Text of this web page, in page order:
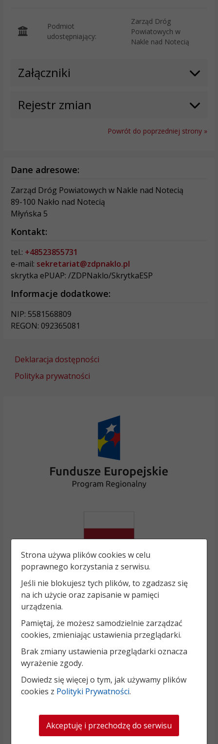
Podmiot
udostępniający:
Zarząd Dróg
Powiatowych w
Nakle nad Notecią
Załączniki
Rejestr zmian
Powrót do poprzedniej strony »
Dane adresowe:
Zarząd Dróg Powiatowych w Nakle nad Notecią
89-100 Nakło nad Notecią
Młyńska 5
Kontakt:
tel.: +48523855731
e-mail: sekretariat@zdpnaklo.pl
skrytka ePUAP: /ZDPNaklo/SkrytkaESP
Informacje dodatkowe:
NIP: 5581568809
REGON: 092365081
Deklaracja dostępności
Polityka prywatności
Strona używa plików cookies w celu
poprawnego korzystania z serwisu.
Jeśli nie blokujesz tych plików, to zgadzasz się
na ich użycie oraz zapisanie w pamięci
urządzenia.
Pamiętaj, że możesz samodzielnie zarządzać
cookies, zmieniając ustawienia przeglądarki.
Brak zmiany ustawienia przeglądarki oznacza
wyrażenie zgody.
Dowiedz się więcej o tym, jak używamy plików
cookies z Polityki Prywatności.
Akceptuję i przechodzę do serwisu